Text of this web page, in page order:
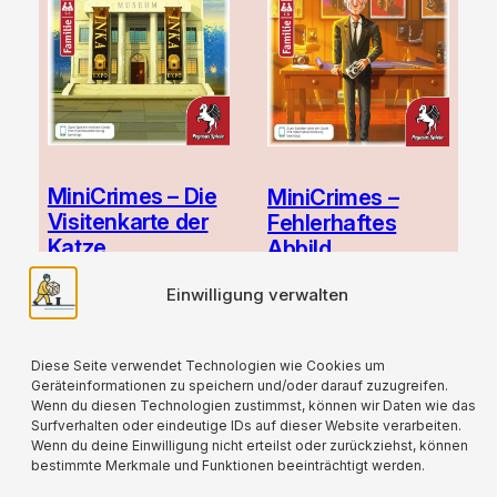
Einwilligung verwalten
Diese Seite verwendet Technologien wie Cookies um
Geräteinformationen zu speichern und/oder darauf zuzugreifen.
Wenn du diesen Technologien zustimmst, können wir Daten wie das
Surfverhalten oder eindeutige IDs auf dieser Website verarbeiten.
Wenn du deine Einwilligung nicht erteilst oder zurückziehst, können
bestimmte Merkmale und Funktionen beeinträchtigt werden.
MiniCrimes – Die
Visitenkarte der
Katze
4,99
MiniCrimes –
Fehlerhaftes
Abbild
4,99€
Für alle verwendeten Versandverpackungen